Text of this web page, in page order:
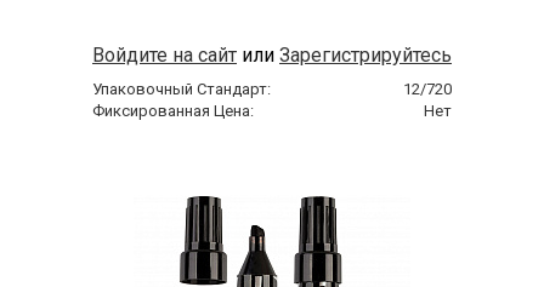
Войдите на сайт или Зарегистрируйтесь
Упаковочный Стандарт:
12/720
Фиксированная Цена:
Нет